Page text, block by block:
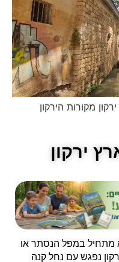
מקורות הירקון
ירקון
כ 16 ק"מ, הוא מתחיל במפל הנסתר או
נפגש עם נחל קנה